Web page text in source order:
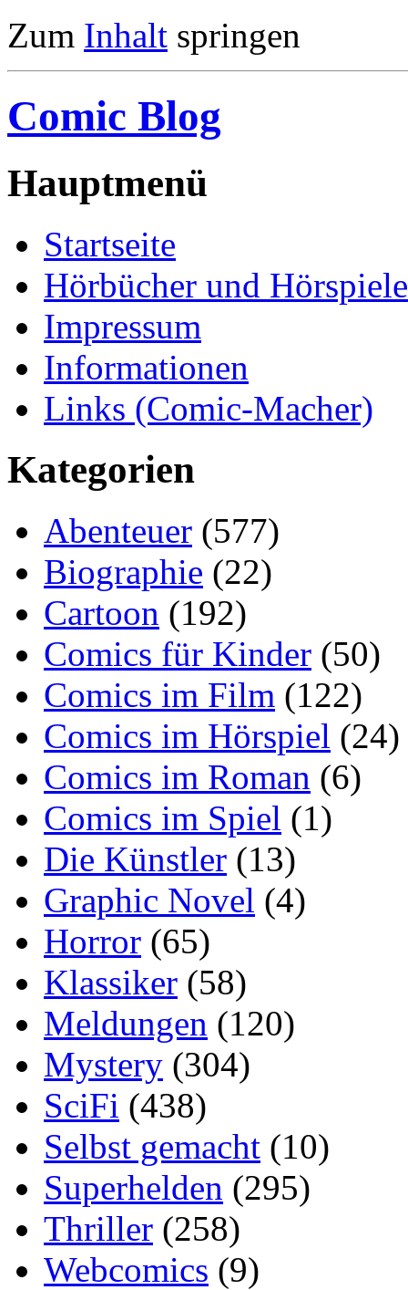
Zum Inhalt springen
Comic Blog
Hauptmenü
Startseite
Hörbücher und Hörspiele
Impressum
Informationen
Links (Comic-Macher)
Kategorien
Abenteuer (577)
Biographie (22)
Cartoon (192)
Comics für Kinder (50)
Comics im Film (122)
Comics im Hörspiel (24)
Comics im Roman (6)
Comics im Spiel (1)
Die Künstler (13)
Graphic Novel (4)
Horror (65)
Klassiker (58)
Meldungen (120)
Mystery (304)
SciFi (438)
Selbst gemacht (10)
Superhelden (295)
Thriller (258)
Webcomics (9)